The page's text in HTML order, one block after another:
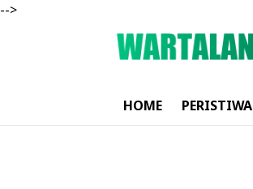
-->
HOME PERISTIWA